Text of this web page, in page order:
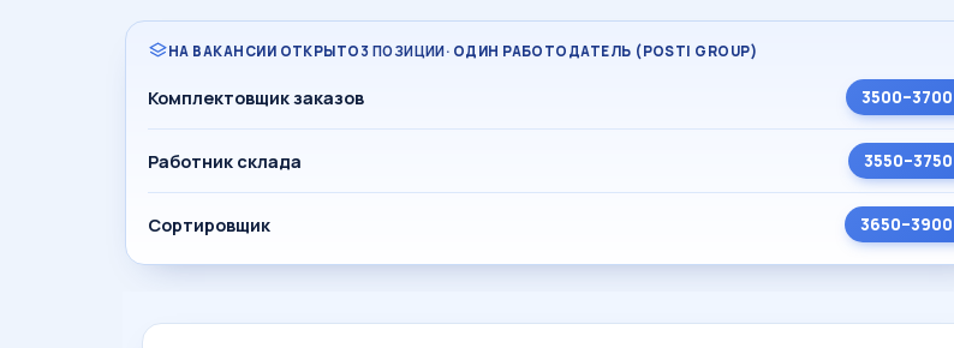
НА ВАКАНСИИ ОТКРЫТО 3 ПОЗИЦИИ· ОДИН РАБОТОДАТЕЛЬ (POSTI GROUP)
Комплектовщик заказов
Работник склада
Сортировщик